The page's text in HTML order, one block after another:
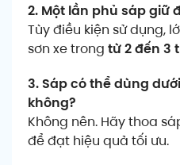
2. Một lần phủ sáp giữ
Tùy điều kiện sử dụng,
sơn xe trong từ 2 đến 3
3. Sáp có thể dùng
không?
Không nên. Hãy thoa
để đạt hiệu quả tối ưu.